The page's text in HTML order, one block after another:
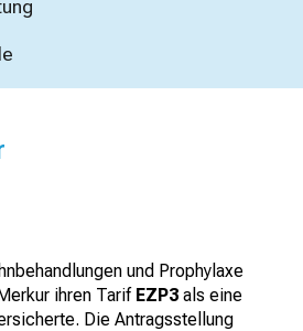
und Prophylaxe
ihren Tarif EZP3 als eine
Die Antragsstellung